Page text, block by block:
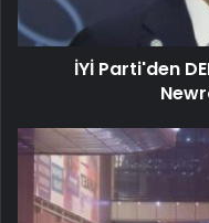
İYİ Parti'den